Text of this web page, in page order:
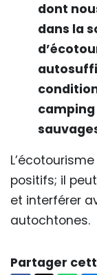
dont
dans la
positifs; il
et interférer
autochtones.
Partager